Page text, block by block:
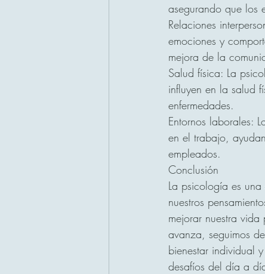
asegurando que los
Relaciones
emociones y
mejora de la
Salud física: La
influyen en la salud
enfermedades.
Entornos laborales:
en el trabajo,
empleados.
Conclusión
La psicología es
nuestros
mejorar nuestra
avanza, seguimos
bienestar individual
desafíos del día a